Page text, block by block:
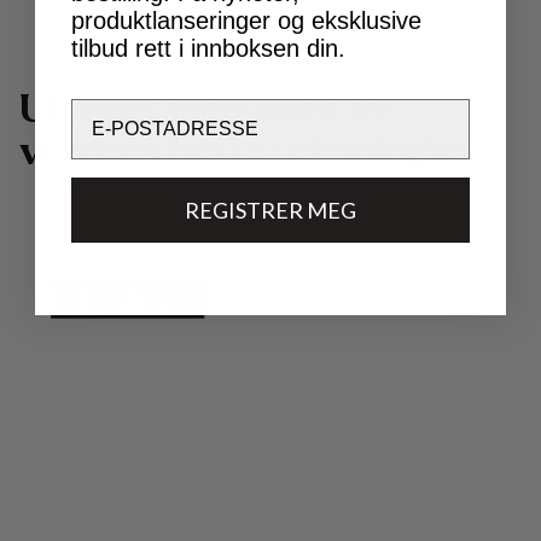
U viklet med noen av
v
rdens beste teknologier
produktlanseringer og eksklusive
tilbud rett i innboksen din.
REGISTRER MEG